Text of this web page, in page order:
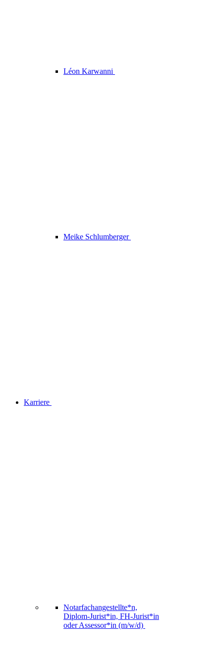
Léon Karwanni
Meike Schlumberger
Karriere
Notarfachangestellte*n,
Diplom-Jurist*in, FH-Jurist*in
oder Assessor*in (m/w/d)